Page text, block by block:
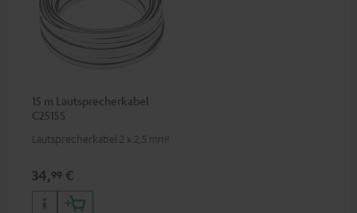
15 m Lautsprecherkabel
C2515S
Lautsprecherkabel 2 x 2,5 mm²
34,99 €